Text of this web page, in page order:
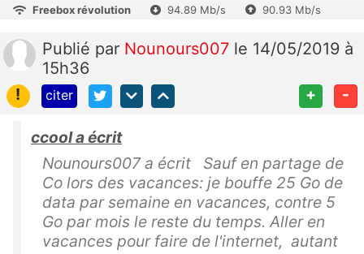
Freebox révolution 94.89 Mb/s 90.93 Mb/s
Publié par Nounours007 le 14/05/2019 à
15h36
!
citer + -
ccool a écrit
Nounours007 a écrit Sauf en partage de
Co lors des vacances: je bouffe 25 Go de
data par semaine en vacances, contre 5
Go par mois le reste du temps. Aller en
vacances pour faire de l'internet, autant